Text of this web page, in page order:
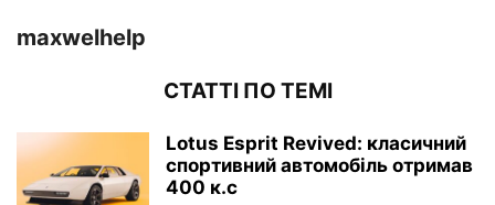
maxwelhelp
СТАТТІ ПО ТЕМІ
Lotus Esprit Revived: класичний
спортивний автомобіль отримав
400 к.с